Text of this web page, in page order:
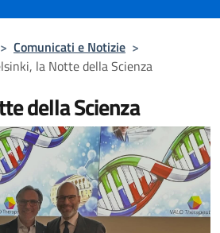
> Comunicati e Notizie >
la Notte della Scienza
della Scienza